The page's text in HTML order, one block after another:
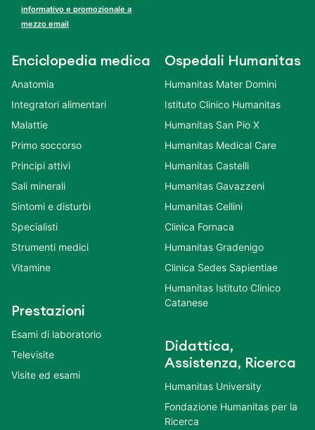
informativo e promozionale a
mezzo email
Enciclopedia medica
Anatomia
Integratori alimentari
Malattie
Primo soccorso
Principi attivi
Sali minerali
Sintomi e disturbi
Specialisti
Strumenti medici
Vitamine
Prestazioni
Esami di laboratorio
Televisite
Visite ed esami
Ospedali Humanitas
Humanitas Mater Domini
Istituto Clinico Humanitas
Humanitas San Pio X
Humanitas Medical Care
Humanitas Castelli
Humanitas Gavazzeni
Humanitas Cellini
Clinica Fornaca
Humanitas Gradenigo
Clinica Sedes Sapientiae
Humanitas Istituto Clinico
Catanese
Didattica,
Assistenza, Ricerca
Humanitas University
Fondazione Humanitas per la
Ricerca